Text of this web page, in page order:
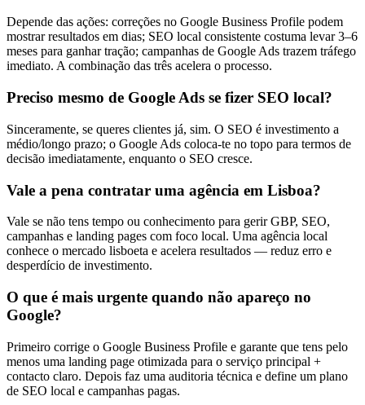
Depende das ações: correções no Google Business Profile podem
mostrar resultados em dias; SEO local consistente costuma levar 3–6
meses para ganhar tração; campanhas de Google Ads trazem tráfego
imediato. A combinação das três acelera o processo.
Preciso mesmo de Google Ads se fizer SEO local?
Sinceramente, se queres clientes já, sim. O SEO é investimento a
médio/longo prazo; o Google Ads coloca-te no topo para termos de
decisão imediatamente, enquanto o SEO cresce.
Vale a pena contratar uma agência em Lisboa?
Vale se não tens tempo ou conhecimento para gerir GBP, SEO,
campanhas e landing pages com foco local. Uma agência local
conhece o mercado lisboeta e acelera resultados — reduz erro e
desperdício de investimento.
O que é mais urgente quando não apareço no
Google?
Primeiro corrige o Google Business Profile e garante que tens pelo
menos uma landing page otimizada para o serviço principal +
contacto claro. Depois faz uma auditoria técnica e define um plano
de SEO local e campanhas pagas.